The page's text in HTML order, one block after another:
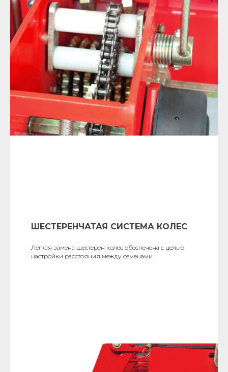
ШЕСТЕРЕНЧАТАЯ СИСТЕМА КОЛЕС
Легкая замена шестерен колес обеспечена с целью
настройки расстояния между семенами.